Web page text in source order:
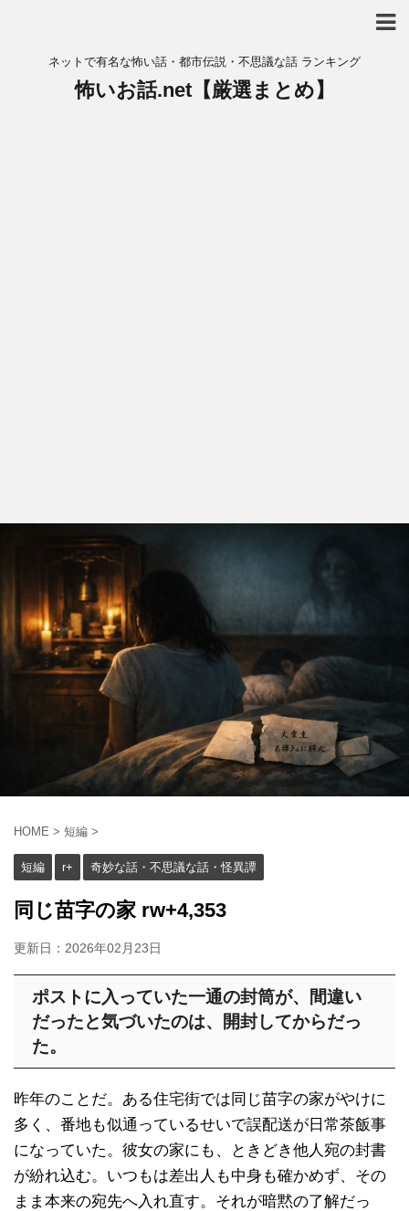
ネットで有名な怖い話・都市伝説・不思議な話 ランキング
怖いお話.net【厳選まとめ】
HOME > 短編 >
短編 r+ 奇妙な話・不思議な話・怪異譚
同じ苗字の家 rw+4,353
更新日： 2026年02月23日
ポストに入っていた一通の封筒が、間違い
だったと気づいたのは、開封してからだっ
た。
昨年のことだ。ある住宅街では同じ苗字の家がやけに
多く、番地も似通っているせいで誤配送が日常茶飯事
になっていた。彼女の家にも、ときどき他人宛の封書
が紛れ込む。いつもは差出人も中身も確かめず、その
まま本来の宛先へ入れ直す。それが暗黙の了解だっ